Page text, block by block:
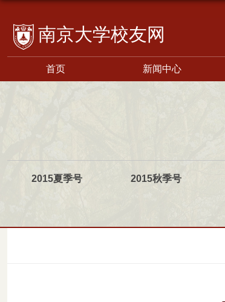
校友网
首页 新闻中心
2015夏季号 2015秋季号